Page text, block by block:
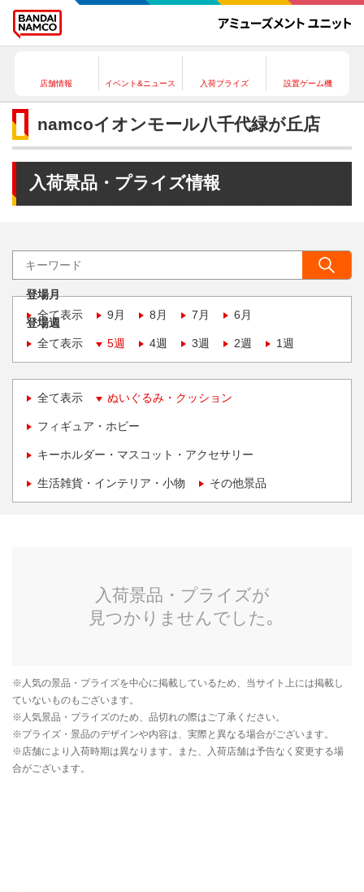
店舗情報 イベント&ニュース 入荷プライズ 設置ゲーム機
namcoイオンモール八千代緑が丘店
入荷景品・プライズ情報
登場月
全て表示
9月 8月 7月 6月
登場週
全て表示
5週 4週 3週 2週 1週
全て表示 ぬいぐるみ・クッション
フィギュア・ホビー
キーホルダー・マスコット・アクセサリー
生活雑貨・インテリア・小物 その他景品